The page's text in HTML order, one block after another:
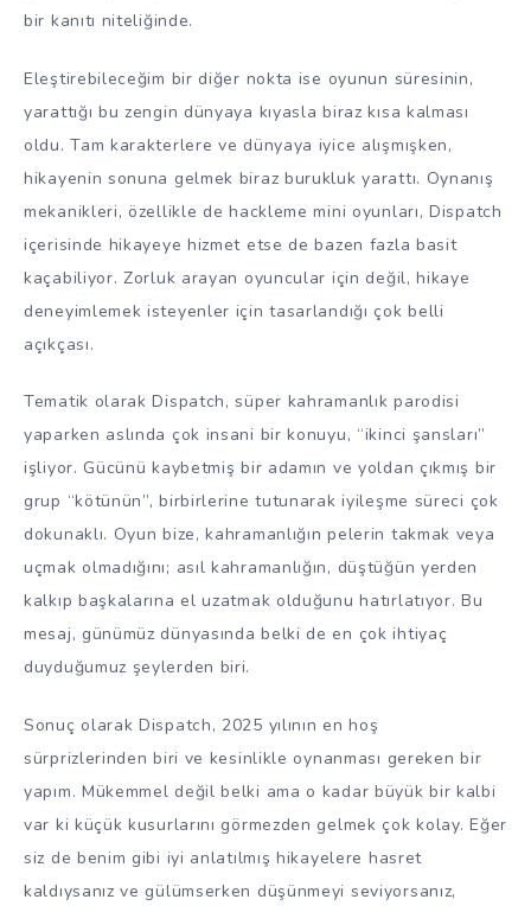
bir kanıtı niteliğinde.
Eleştirebileceğim bir diğer nokta ise oyunun süresinin,
yarattığı bu zengin dünyaya kıyasla biraz kısa kalması
oldu. Tam karakterlere ve dünyaya iyice alışmışken,
hikayenin sonuna gelmek biraz burukluk yarattı. Oynanış
mekanikleri, özellikle de hackleme mini oyunları, Dispatch
içerisinde hikayeye hizmet etse de bazen fazla basit
kaçabiliyor. Zorluk arayan oyuncular için değil, hikaye
deneyimlemek isteyenler için tasarlandığı çok belli
açıkçası.
Tematik olarak Dispatch, süper kahramanlık parodisi
yaparken aslında çok insani bir konuyu, “ikinci şansları”
işliyor. Gücünü kaybetmiş bir adamın ve yoldan çıkmış bir
grup “kötünün”, birbirlerine tutunarak iyileşme süreci çok
dokunaklı. Oyun bize, kahramanlığın pelerin takmak veya
uçmak olmadığını; asıl kahramanlığın, düştüğün yerden
kalkıp başkalarına el uzatmak olduğunu hatırlatıyor. Bu
mesaj, günümüz dünyasında belki de en çok ihtiyaç
duyduğumuz şeylerden biri.
Sonuç olarak Dispatch, 2025 yılının en hoş
sürprizlerinden biri ve kesinlikle oynanması gereken bir
yapım. Mükemmel değil belki ama o kadar büyük bir kalbi
var ki küçük kusurlarını görmezden gelmek çok kolay. Eğer
siz de benim gibi iyi anlatılmış hikayelere hasret
kaldıysanız ve gülümserken düşünmeyi seviyorsanız,